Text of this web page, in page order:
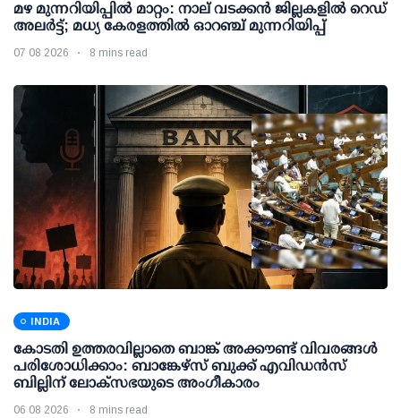
മഴ മുന്നറിയിപ്പില്‍ മാറ്റം: നാല് വടക്കന്‍ ജില്ലകളില്‍ റെഡ്
അലര്‍ട്ട്; മധ്യ കേരളത്തില്‍ ഓറഞ്ച് മുന്നറിയിപ്പ്
07 08 2026 8 mins read
INDIA
കോടതി ഉത്തരവില്ലാതെ ബാങ്ക് അക്കൗണ്ട് വിവരങ്ങള്‍
പരിശോധിക്കാം: ബാങ്കേഴ്സ് ബുക്ക് എവിഡന്‍സ്
ബില്ലിന് ലോക്സഭയുടെ അംഗീകാരം
06 08 2026 8 mins read